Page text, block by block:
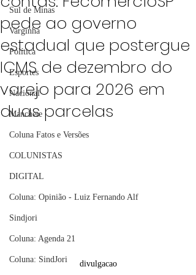
Sul de Minas
Varginha
Política
Esportes
Nacional
Manchete
Coluna Fatos e Versões
COLUNISTAS
DIGITAL
Coluna: Opinião - Luiz Fernando Alf
Sindjori
Coluna: Agenda 21
Coluna: SindJori
pede ao governo
estadual que postergue
ICMS de dezembro do
varejo para 2026 em
duas parcelas
divulgacao